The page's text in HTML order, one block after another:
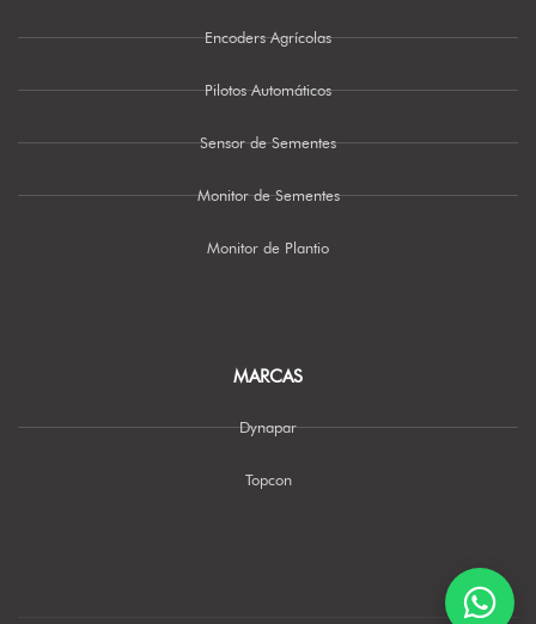
Encoders Agrícolas
Pilotos Automáticos
Sensor de Sementes
Monitor de Sementes
Monitor de Plantio
MARCAS
Dynapar
Topcon